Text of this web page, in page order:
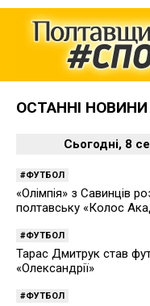
ОСТАННІ НОВИНИ
Сьогодні, 8
ФУТБОЛ
«Олімпія» з Савинців
полтавську «Колос
ФУТБОЛ
Тарас Дмитрук став
«Олександрії»
ФУТБОЛ